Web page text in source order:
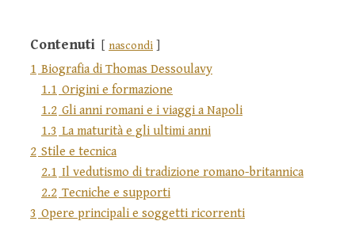
Contenuti nascondi
1 Biografia di Thomas Dessoulavy
1.1 Origini e formazione
1.2 Gli anni romani e i viaggi a Napoli
1.3 La maturità e gli ultimi anni
2 Stile e tecnica
2.1 Il vedutismo di tradizione romano-britannica
2.2 Tecniche e supporti
3 Opere principali e soggetti ricorrenti